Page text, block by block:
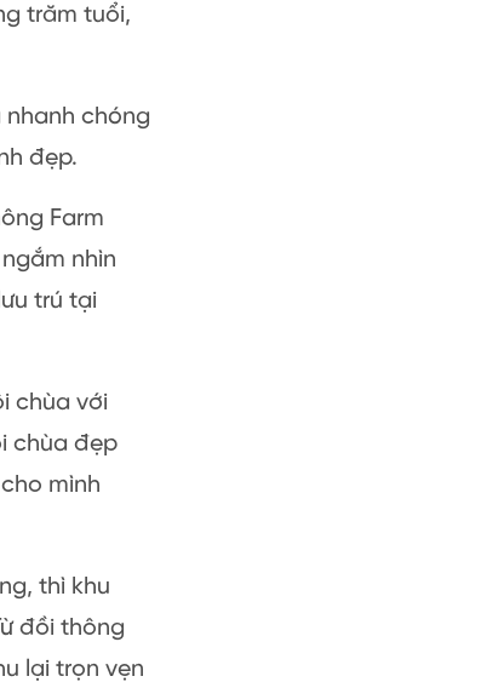
trăm tuổi,
chóng
đẹp.
Farm
nhìn
trú tại
chùa với
chùa đẹp
mình
thì khu
đồi thông
lại trọn vẹn